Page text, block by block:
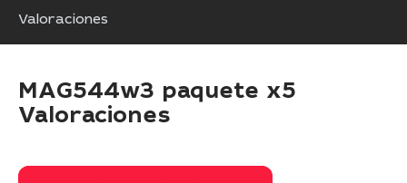
Valoraciones
MAG544w3 paquete x5
Valoraciones